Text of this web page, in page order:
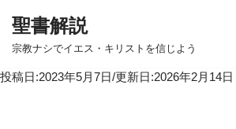
コ
テ
聖書解説
宗教ナシでイエス・キリストを信じよう
投稿日:2023年5月7日/更新日:2026年2月14日